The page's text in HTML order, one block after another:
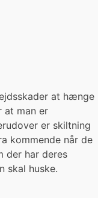
at hænge
at man er
er skiltning
kommende når de
der har deres
skal huske.